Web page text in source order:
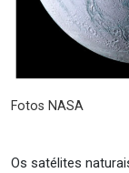
Fotos NASA
Os satélites